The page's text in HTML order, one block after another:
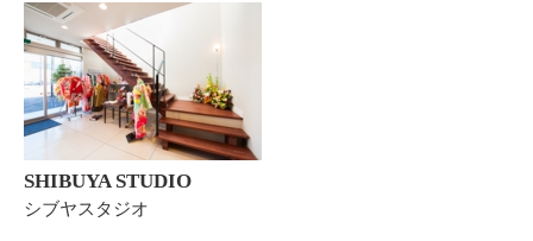
SHIBUYA STUDIO
シブヤスタジオ